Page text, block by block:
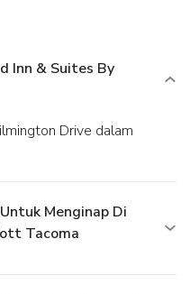
Inn & Suites By
Menginap Di
Tacoma